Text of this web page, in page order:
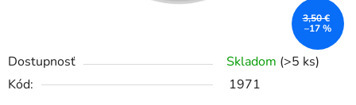
Dostupnosť Skladom (>5 ks)
Kód:
1971
3,50 €
–17 %